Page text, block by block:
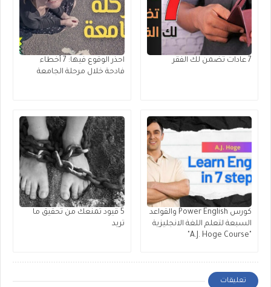
7 عادات تضمن لك الفقر
احذر الوقوع فيها: 7 أخطاء
فادحة خلال مرحلة الجامعة
كورس Power English والقواعد
السبعة لتعلم اللغة الانجليزية
"A.J. Hoge Course"
5 قيود تمنعك من تحقيق ما
تريد
تعليقات